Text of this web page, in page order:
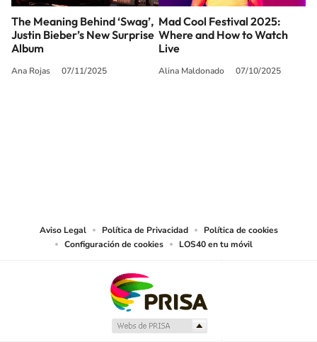
The Meaning Behind ‘Swag’,
Justin Bieber’s New Surprise
Album
Ana Rojas 07/11/2025
Mad Cool Festival 2025:
Where and How to Watch
Live
Alina Maldonado 07/10/2025
Aviso Legal Política de Privacidad
Política de cookies
Configuración de cookies
LOS40 en tu móvil